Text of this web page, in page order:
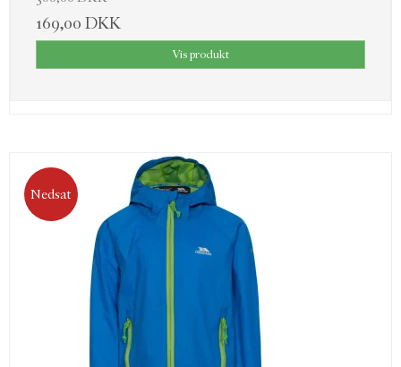
169,00 DKK
Vis produkt
Nedsat